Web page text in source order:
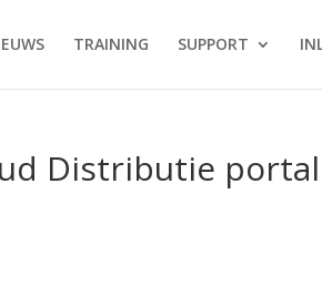
TRAINING SUPPORT
Distributie portal